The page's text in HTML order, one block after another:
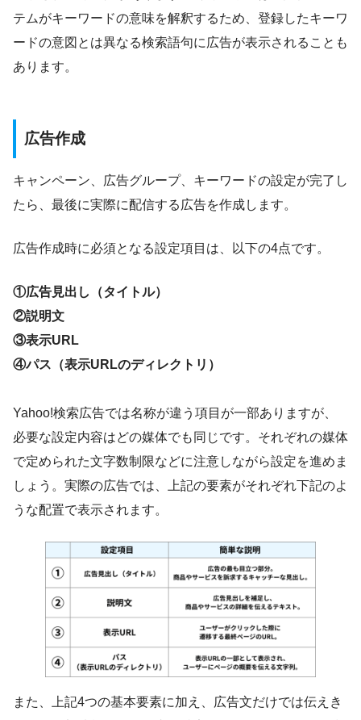
テムがキーワードの意味を解釈するため、登録したキーワ
ードの意図とは異なる検索語句に広告が表示されることも
あります。
広告作成
キャンペーン、広告グループ、キーワードの設定が完了し
たら、最後に実際に配信する広告を作成します。
広告作成時に必須となる設定項目は、以下の4点です。
①広告見出し（タイトル）
②説明文
③表示URL
④パス（表示URLのディレクトリ）
Yahoo!検索広告では名称が違う項目が一部ありますが、
必要な設定内容はどの媒体でも同じです。それぞれの媒体
で定められた文字数制限などに注意しながら設定を進めま
しょう。実際の広告では、上記の要素がそれぞれ下記のよ
うな配置で表示されます。
また、上記4つの基本要素に加え、広告文だけでは伝えき